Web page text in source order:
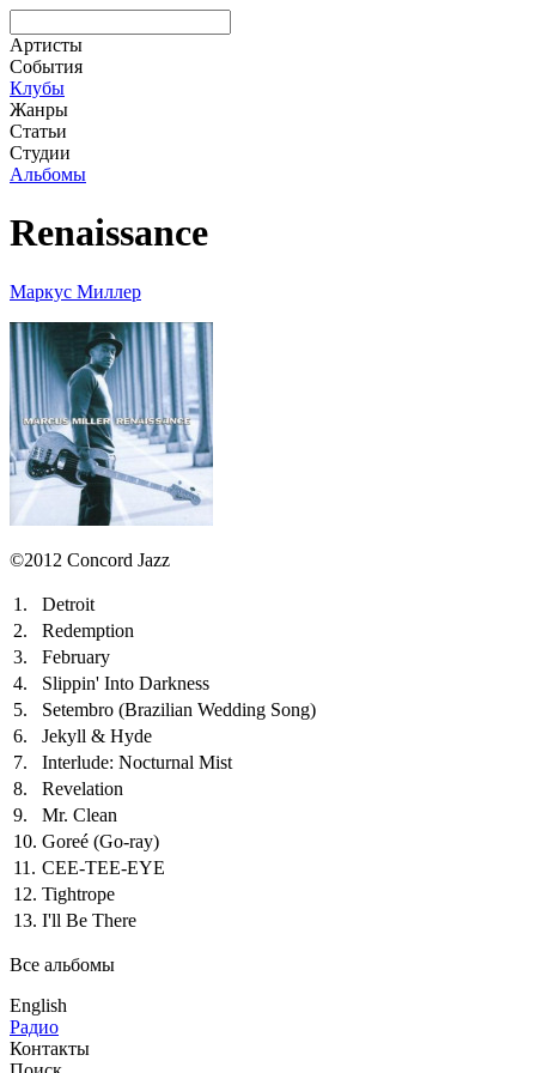
Артисты
События
Клубы
Жанры
Статьи
Студии
Альбомы
Renaissance
Маркус Миллер
©2012 Concord Jazz
1.
Detroit
2.
Redemption
3.
February
4.
Slippin' Into Darkness
5.
Setembro (Brazilian Wedding Song)
6.
Jekyll & Hyde
7.
Interlude: Nocturnal Mist
8.
Revelation
9.
Mr. Clean
10. Goreé (Go-ray)
11. CEE-TEE-EYE
12. Tightrope
13. I'll Be There
Все альбомы
English
Радио
Контакты